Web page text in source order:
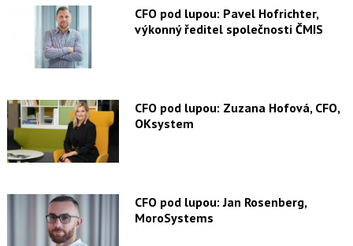
CFO pod lupou: Pavel Hofrichter,
výkonný ředitel společnosti ČMIS
CFO pod lupou: Zuzana Hofová, CFO,
OKsystem
CFO pod lupou: Jan Rosenberg,
MoroSystems